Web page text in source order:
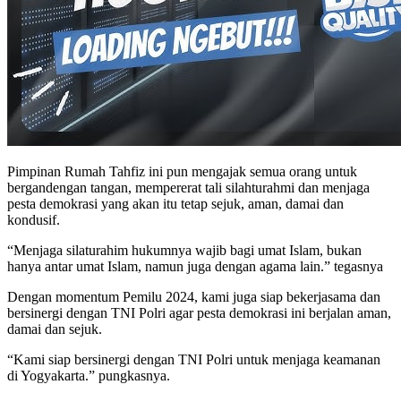
Pimpinan Rumah Tahfiz ini pun mengajak semua orang untuk
bergandengan tangan, mempererat tali silahturahmi dan menjaga
pesta demokrasi yang akan itu tetap sejuk, aman, damai dan
kondusif.
“Menjaga silaturahim hukumnya wajib bagi umat Islam, bukan
hanya antar umat Islam, namun juga dengan agama lain.” tegasnya
Dengan momentum Pemilu 2024, kami juga siap bekerjasama dan
bersinergi dengan TNI Polri agar pesta demokrasi ini berjalan aman,
damai dan sejuk.
“Kami siap bersinergi dengan TNI Polri untuk menjaga keamanan
di Yogyakarta.” pungkasnya.